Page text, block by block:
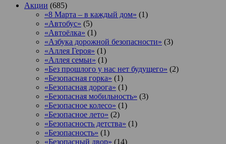
Акции (685)
«8 Марта – в каждый дом» (1)
«Автобус» (5)
«Автоёлка» (1)
«Азбука дорожной безопасности» (3)
«Аллея Героя» (1)
«Аллея семьи» (1)
«Без прошлого у нас нет будущего» (2)
«Безопасная горка» (1)
«Безопасная дорога» (1)
«Безопасная мобильность» (3)
«Безопасное колесо» (1)
«Безопасное лето» (2)
«Безопасность детства» (1)
«Безопасность» (1)
«Безопасный двор» (14)